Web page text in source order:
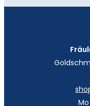
Mo